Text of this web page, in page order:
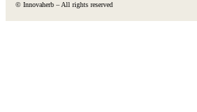
© Innovaherb – All rights reserved